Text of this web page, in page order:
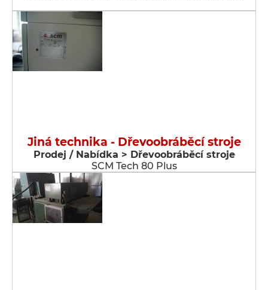
Jiná technika - Dřevoobráběcí stroje
Prodej / Nabídka > Dřevoobráběcí stroje
SCM Tech 80 Plus